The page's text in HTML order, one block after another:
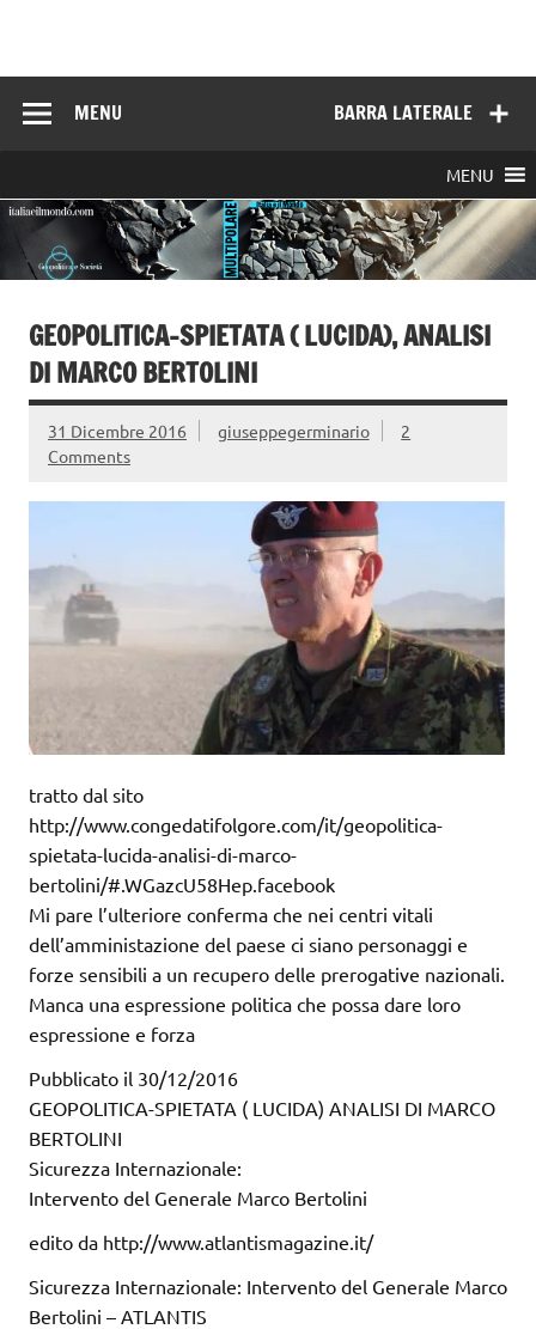
BARRA LATERALE
MENU
MENU
GEOPOLITICA-SPIETATA ( LUCIDA), ANALISI
DI MARCO BERTOLINI
31 Dicembre 2016 giuseppegerminario
2
Comments
tratto dal sito
http://www.congedatifolgore.com/it/geopolitica-
spietata-lucida-analisi-di-marco-
bertolini/#.WGazcU58Hep.facebook
Mi pare l’ulteriore conferma che nei centri vitali
dell’amministazione del paese ci siano personaggi e
forze sensibili a un recupero delle prerogative nazionali.
Manca una espressione politica che possa dare loro
espressione e forza
Pubblicato il 30/12/2016
GEOPOLITICA-SPIETATA ( LUCIDA) ANALISI DI MARCO
BERTOLINI
Sicurezza Internazionale:
Intervento del Generale Marco Bertolini
edito da http://www.atlantismagazine.it/
Sicurezza Internazionale: Intervento del Generale Marco
Bertolini – ATLANTIS